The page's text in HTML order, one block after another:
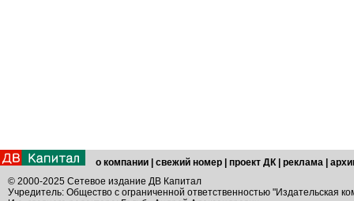
о компании свежий номер проект ДК реклама
© 2000-2025 Сетевое издание ДВ Капитал
Учредитель: Общество с ограниченной ответственностью "Издательская